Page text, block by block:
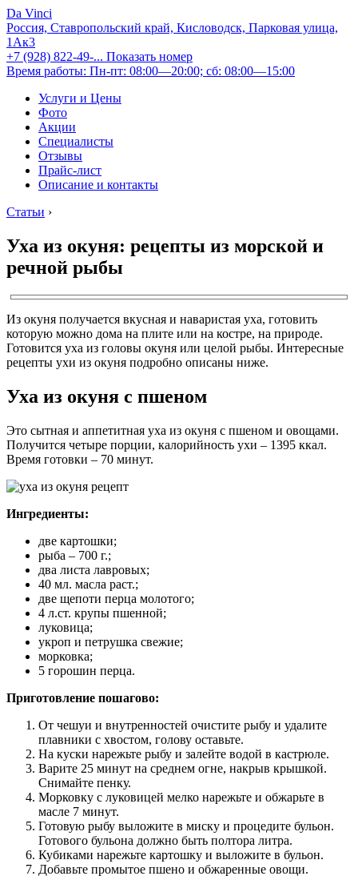
Da Vinci
Россия, Ставропольский край, Кисловодск, Парковая улица,
1Ак3
+7 (928) 822-49-... Показать номер
Время работы: Пн-пт: 08:00—20:00; сб: 08:00—15:00
Услуги и Цены
Фото
Акции
Специалисты
Отзывы
Прайс-лист
Описание и контакты
Статьи ›
Уха из окуня: рецепты из морской и
речной рыбы
Из окуня получается вкусная и наваристая уха, готовить
которую можно дома на плите или на костре, на природе.
Готовится уха из головы окуня или целой рыбы. Интересные
рецепты ухи из окуня подробно описаны ниже.
Уха из окуня с пшеном
Это сытная и аппетитная уха из окуня с пшеном и овощами.
Получится четыре порции, калорийность ухи – 1395 ккал.
Время готовки – 70 минут.
Ингредиенты:
две картошки;
рыба – 700 г.;
два листа лавровых;
40 мл. масла раст.;
две щепоти перца молотого;
4 л.ст. крупы пшенной;
луковица;
укроп и петрушка свежие;
морковка;
5 горошин перца.
Приготовление пошагово:
От чешуи и внутренностей очистите рыбу и удалите
плавники с хвостом, голову оставьте.
На куски нарежьте рыбу и залейте водой в кастрюле.
Варите 25 минут на среднем огне, накрыв крышкой.
Снимайте пенку.
Морковку с луковицей мелко нарежьте и обжарьте в
масле 7 минут.
Готовую рыбу выложите в миску и процедите бульон.
Готового бульона должно быть полтора литра.
Кубиками нарежьте картошку и выложите в бульон.
Добавьте промытое пшено и обжаренные овощи.